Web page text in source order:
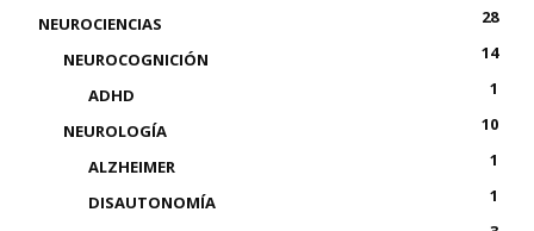
NEUROCIENCIAS
28
NEUROCOGNICIÓN
14
ADHD
1
NEUROLOGÍA
10
ALZHEIMER
1
DISAUTONOMÍA
1